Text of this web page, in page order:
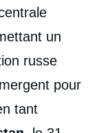
un
russe
pour
tant